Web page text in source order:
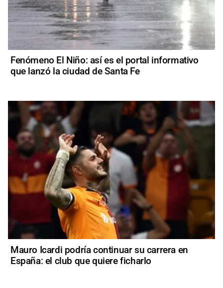
Fenómeno El Niño: así es el portal informativo
que lanzó la ciudad de Santa Fe
Mauro Icardi podría continuar su carrera en
España: el club que quiere ficharlo